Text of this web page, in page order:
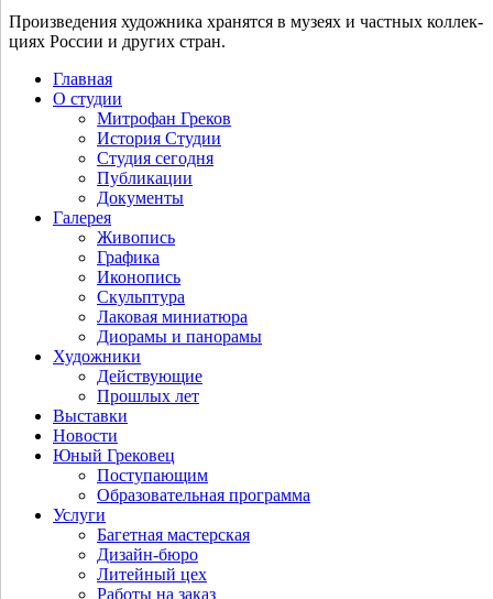
Произведения худож­ни­ка хра­нят­ся в музе­ях и част­ных кол­лек­
ци­ях России и дру­гих стран.
Главная
О студии
Митрофан Греков
История Студии
Студия сегодня
Публикации
Документы
Галерея
Живопись
Графика
Иконопись
Скульптура
Лаковая миниатюра
Диорамы и панорамы
Художники
Действующие
Прошлых лет
Выставки
Новости
Юный Грековец
Поступающим
Образовательная программа
Услуги
Багетная мастерская
Дизайн-бюро
Литейный цех
Работы на заказ